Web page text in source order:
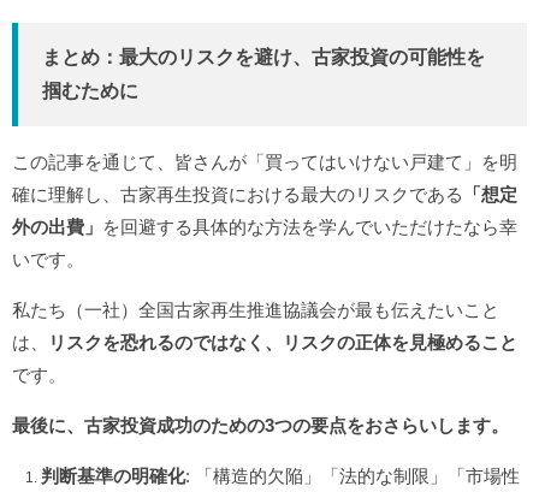
まとめ：最大のリスクを避け、古家投資の可能性を
掴むために
この記事を通じて、皆さんが「買ってはいけない戸建て」を明
確に理解し、古家再生投資における最大のリスクである
「想定
外の出費」 を回避する具体的な方法を学んでいただけたなら幸
いです。
私たち（一社）全国古家再生推進協議会が最も伝えたいこと
は、
リスクを恐れるのではなく、リスクの正体を見極めること
です。
最後に、古家投資成功のための3つの要点をおさらいします。
判断基準の明確化: 「構造的欠陥」「法的な制限」「市場性